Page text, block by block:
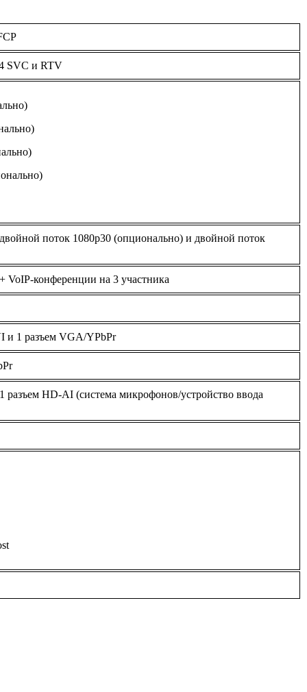
SVC и RTV
поток 1080p30 (опционально) и двойной поток
VoIP-конференции на 3 участника
и 1 разъем VGA/YPbPr
HD-AI (система микрофонов/устройство ввода